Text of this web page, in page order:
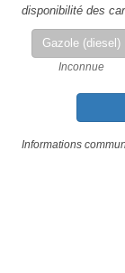
disponibilité des
Gazole (diesel)
Inconnue
Informations